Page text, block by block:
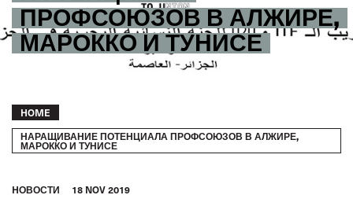
ПРОФСОЮЗОВ В АЛЖИРЕ,
МАРОККО И ТУНИСЕ
Breadcrumb
HOME
НАРАЩИВАНИЕ ПОТЕНЦИАЛА ПРОФСОЮЗОВ В АЛЖИРЕ,
МАРОККО И ТУНИСЕ
HОВОСТИ 18 NOV 2019